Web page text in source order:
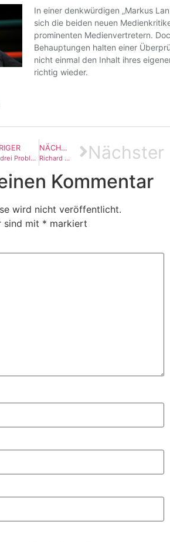
Die drei Probleme der Demokratie
NÄCHSTER
Richard David Precht: Er hat es wieder getan, jetzt sind wir erleuchtet Nächster
Kommentar
wird nicht veröffentlicht.
sind mit * markiert